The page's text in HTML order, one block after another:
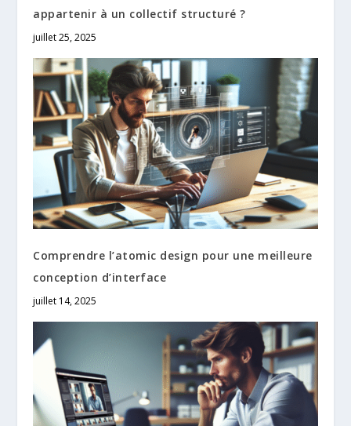
appartenir à un collectif structuré ?
juillet 25, 2025
Comprendre l’atomic design pour une meilleure
conception d’interface
juillet 14, 2025